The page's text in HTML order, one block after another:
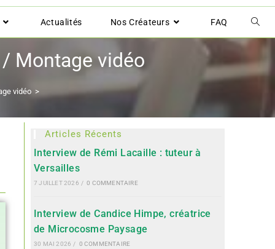
Actualités Nos Créateurs FAQ
Montage vidéo
vidéo >
Articles Récents
Interview de Rémi Lacaille : tuteur à
Versailles
7 JUILLET 2026 / 0 COMMENTAIRE
Interview de Candice Himpe, créatrice
de Microcosme Paysage
30 MAI 2026 / 0 COMMENTAIRE